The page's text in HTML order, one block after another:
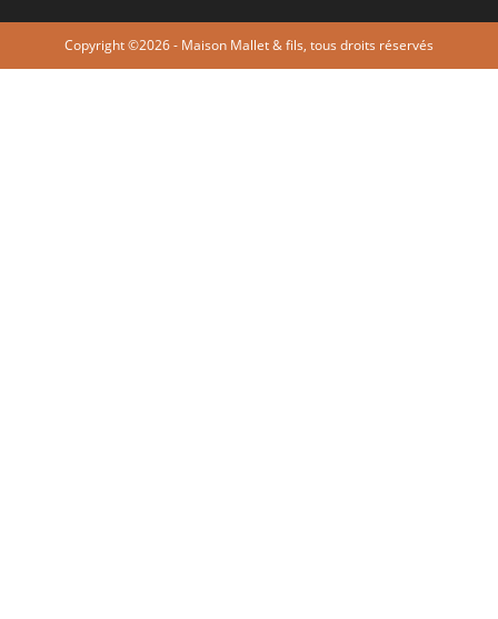
Copyright ©2026 - Maison Mallet & fils, tous droits réservés